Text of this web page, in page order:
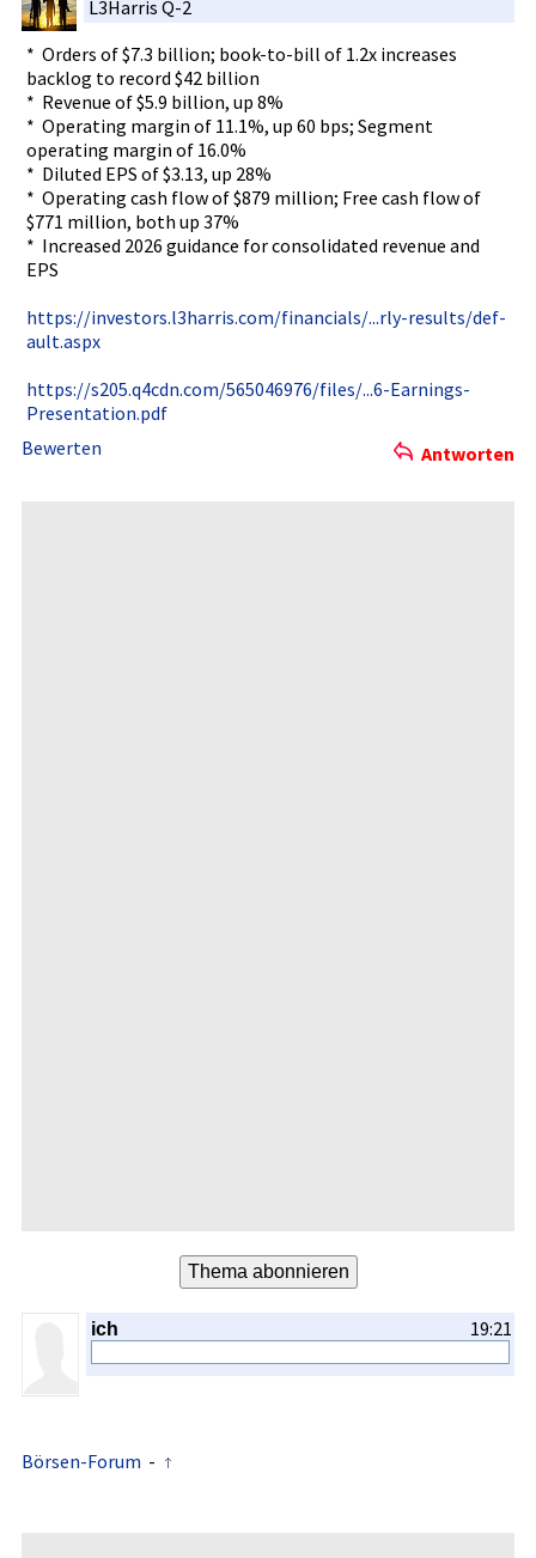
L3Harris Q-2
* Order­s of $7.3 billion; book-to-bi­ll of 1.2x increases
backlog to record $42 billion
* Reven­ue of $5.9 billion, up 8%
* Opera­ting margin of 11.1%, up 60 bps; Segment
operating margin of 16.0%
* Dilut­ed EPS of $3.13, up 28%
* Opera­ting cash flow of $879 million; Free cash flow of
$771 million, both up 37%
* Incre­ased 2026 guidance for consolidat­ed revenue and
EPS
https://in­vestors.l3­harris.com­/financial­s/...rly-r­esults/def­
ault.aspx
https://s2­05.q4cdn.c­om/5650469­76/files/.­..6-Earnin­gs-
Present­ation.pdf
Bewerten
Antworten
ich 19:21
Börsen-Forum -